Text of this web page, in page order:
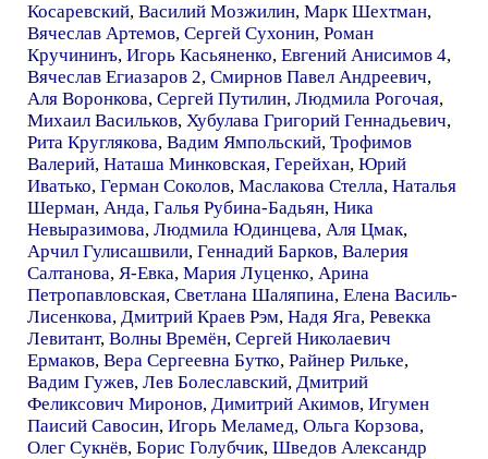
Косаревский, Василий Мозжилин, Марк Шехтман,
Вячеслав Артемов, Сергей Сухонин, Роман
Кручининъ, Игорь Касьяненко, Евгений Анисимов 4,
Вячеслав Егиазаров 2, Смирнов Павел Андреевич,
Аля Воронкова, Сергей Путилин, Людмила Рогочая,
Михаил Васильков, Хубулава Григорий Геннадьевич,
Рита Круглякова, Вадим Ямпольский, Трофимов
Валерий, Наташа Минковская, Герейхан, Юрий
Иватько, Герман Соколов, Маслакова Стелла, Наталья
Шерман, Анда, Галья Рубина-Бадьян, Ника
Невыразимова, Людмила Юдинцева, Аля Цмак,
Арчил Гулисашвили, Геннадий Барков, Валерия
Салтанова, Я-Евка, Мария Луценко, Арина
Петропавловская, Светлана Шаляпина, Елена Василь-
Лисенкова, Дмитрий Краев Рэм, Надя Яга, Ревекка
Левитант, Волны Времён, Сергей Николаевич
Ермаков, Вера Сергеевна Бутко, Райнер Рильке,
Вадим Гужев, Лев Болеславский, Дмитрий
Феликсович Миронов, Димитрий Акимов, Игумен
Паисий Савосин, Игорь Меламед, Ольга Корзова,
Олег Сукнёв, Борис Голубчик, Шведов Александр